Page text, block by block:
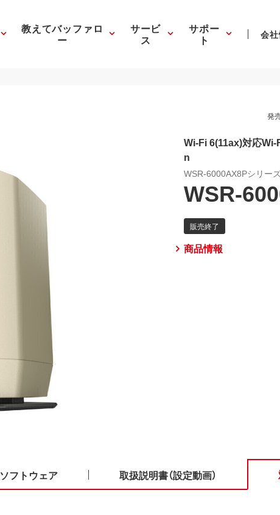
教えてバッファロ
ー
サービ
ス
サポー
ト 会
発
Wi-Fi 6(11ax)対応
n
WSR-6000AX8Pシリー
WSR-
商品情報
ソフトウェア 取扱説明書（設定動画）